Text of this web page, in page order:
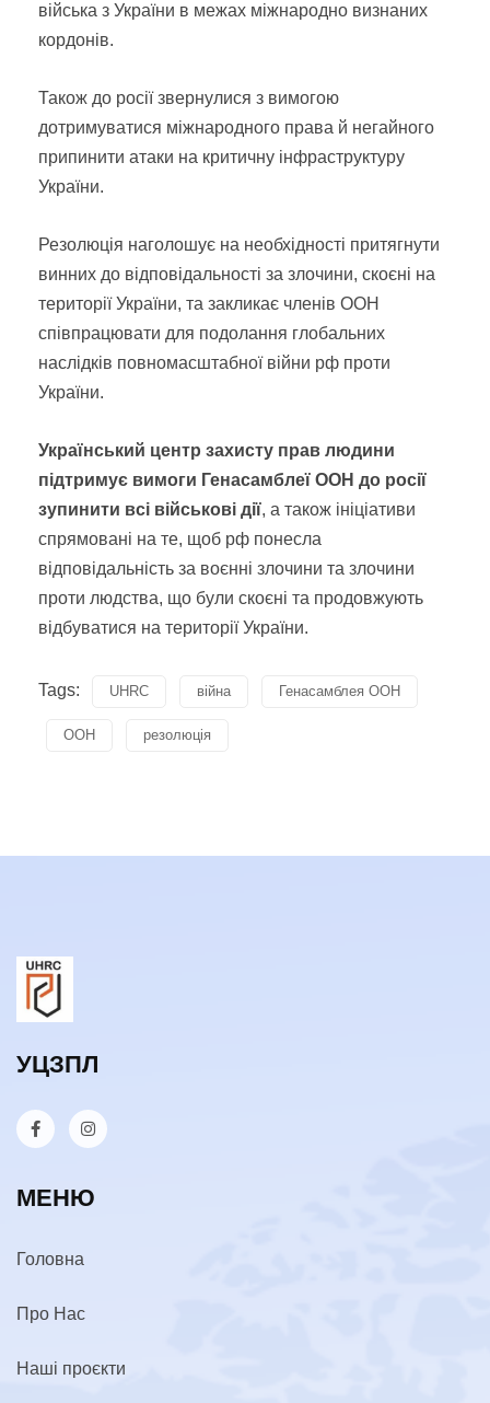
війська з України в межах міжнародно визнаних
кордонів.
Також до росії звернулися з вимогою
дотримуватися міжнародного права й негайного
припинити атаки на критичну інфраструктуру
України.
Резолюція наголошує на необхідності притягнути
винних до відповідальності за злочини, скоєні на
території України, та закликає членів ООН
співпрацювати для подолання глобальних
наслідків повномасштабної війни рф проти
України.
Український центр захисту прав людини
підтримує вимоги Генасамблеї ООН до росії
зупинити всі військові дії, а також ініціативи
спрямовані на те, щоб рф понесла
відповідальність за воєнні злочини та злочини
проти людства, що були скоєні та продовжують
відбуватися на території України.
Tags: UHRC війна Генасамблея ООН
ООН резолюція
УЦЗПЛ
МЕНЮ
Головна
Про Нас
Наші проєкти